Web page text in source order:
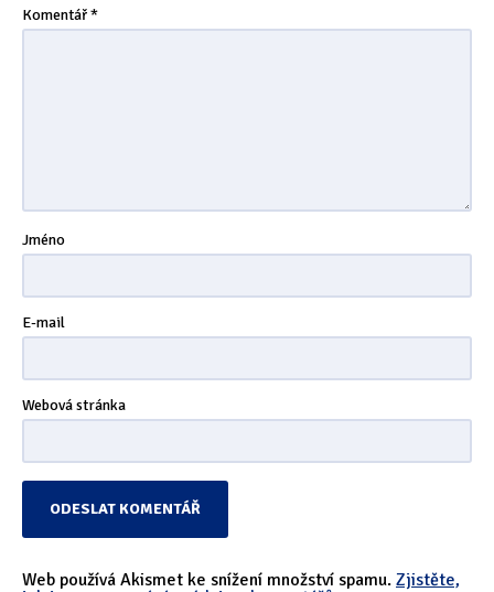
Tipy & triky(17)
Komentář*
Jméno
E-mail
Webová stránka
Web používá Akismet ke snížení množství spamu. Zjistěte,